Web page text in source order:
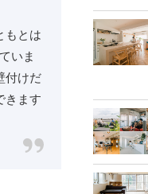
もとは
いま
付けだ
きます